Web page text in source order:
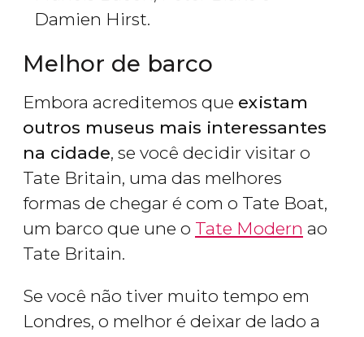
Damien Hirst.
Melhor de barco
Embora acreditemos que existam
outros museus mais interessantes
na cidade, se você decidir visitar o
Tate Britain, uma das melhores
formas de chegar é com o Tate Boat,
um barco que une o Tate Modern ao
Tate Britain.
Se você não tiver muito tempo em
Londres, o melhor é deixar de lado a